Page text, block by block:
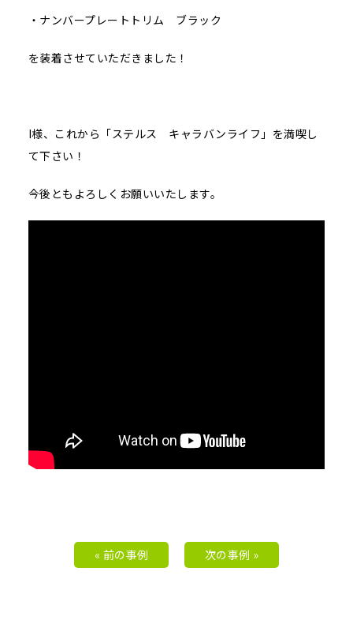
・ナンバープレートトリム ブラック
を装着させていただきました！
I様、これから「ステルス キャラバンライフ」を満喫し
て下さい！
今後ともよろしくお願いいたします。
« 前の事例 次の事例 »